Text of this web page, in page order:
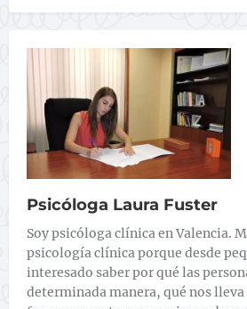
Psicóloga Laura Fuster
Soy psicóloga clínica en Valencia.
psicología clínica porque desde
interesado saber por qué las
determinada manera, qué nos lleva